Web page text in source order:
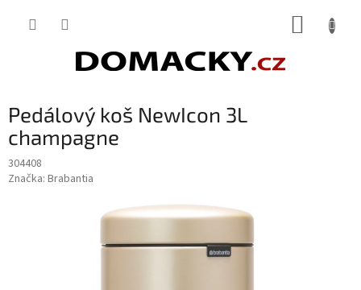
Pedálový koš NewIcon 3L
champagne
304408
Značka: Brabantia